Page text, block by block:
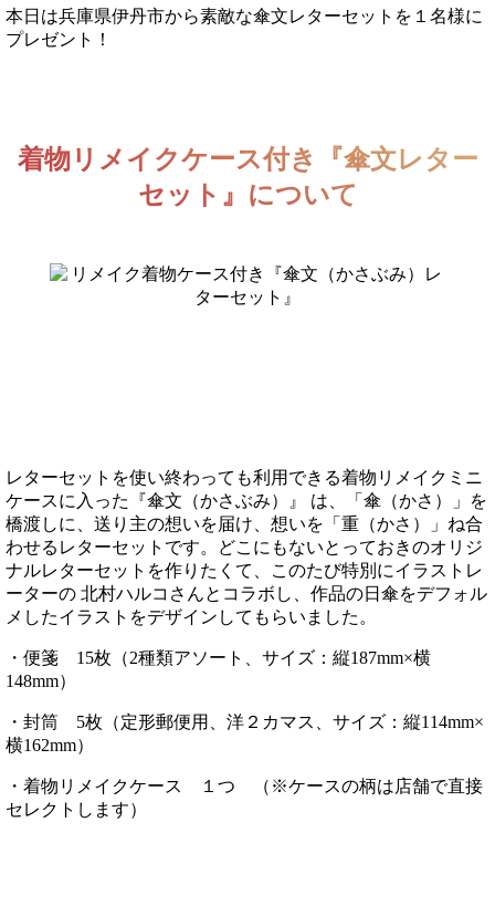
本日は兵庫県伊丹市から素敵な傘文レターセットを１名様に
プレゼント！
着物リメイクケース付き『傘文レター
セット』について
レターセットを使い終わっても利用できる着物リメイクミニ
ケースに入った『傘文（かさぶみ）』 は、「傘（かさ）」を
橋渡しに、送り主の想いを届け、想いを「重（かさ）」ね合
わせるレターセットです。どこにもないとっておきのオリジ
ナルレターセットを作りたくて、このたび特別にイラストレ
ーターの 北村ハルコさんとコラボし、作品の日傘をデフォル
メしたイラストをデザインしてもらいました。
・便箋 15枚（2種類アソート、サイズ：縦187mm×横
148mm）
・封筒 5枚（定形郵便用、洋２カマス、サイズ：縦114mm×
横162mm）
・着物リメイクケース １つ （※ケースの柄は店舗で直接
セレクトします）